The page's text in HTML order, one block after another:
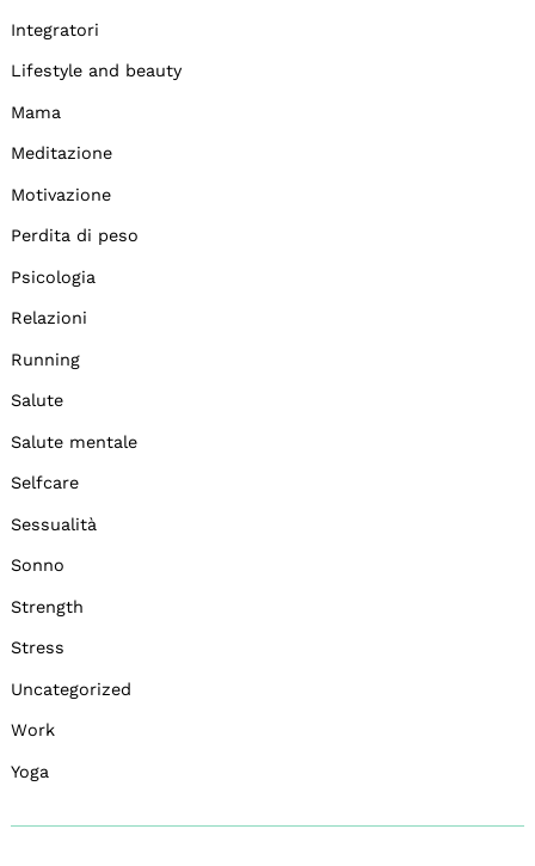
Integratori
Lifestyle and beauty
Mama
Meditazione
Motivazione
Perdita di peso
Psicologia
Relazioni
Running
Salute
Salute mentale
Selfcare
Sessualità
Sonno
Strength
Stress
Uncategorized
Work
Yoga